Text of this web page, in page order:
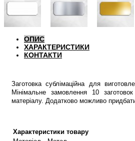
ОПИС
ХАРАКТЕРИСТИКИ
КОНТАКТИ
Заготовка сублімаційна для
Мінімальне замовлення 10
матеріалу. Додатково можливо
Характеристики товару